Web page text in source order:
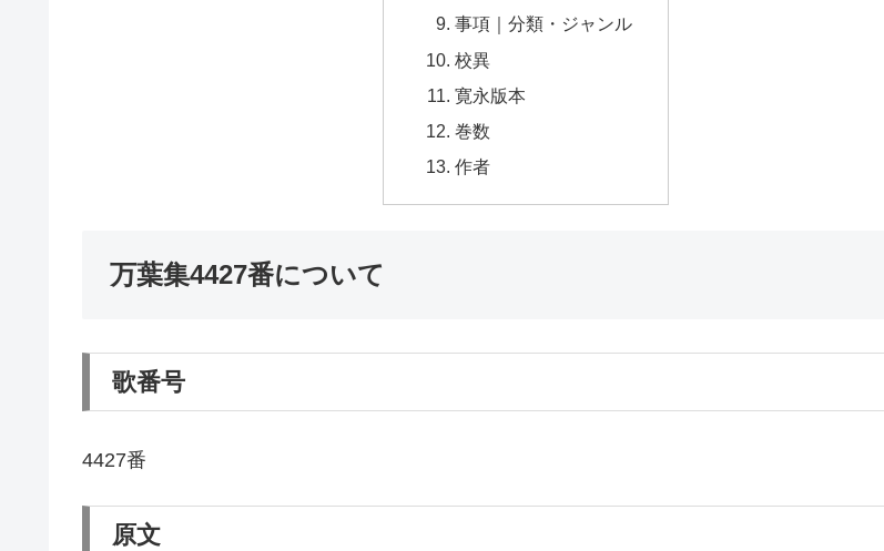
事項｜分類・ジャンル
校異
寛永版本
巻数
作者
万葉集4427番について
歌番号
4427番
原文